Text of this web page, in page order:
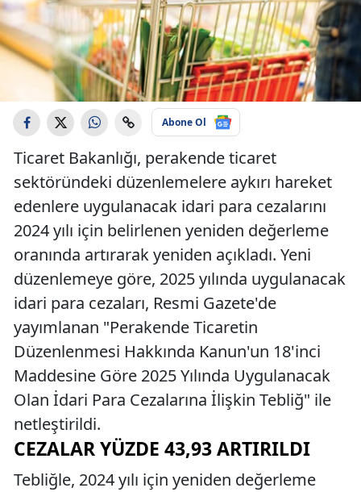
Abone Ol
Ticaret Bakanlığı, perakende ticaret
sektöründeki düzenlemelere aykırı hareket
edenlere uygulanacak idari para cezalarını
2024 yılı için belirlenen yeniden değerleme
oranında artırarak yeniden açıkladı. Yeni
düzenlemeye göre, 2025 yılında uygulanacak
idari para cezaları, Resmi Gazete'de
yayımlanan "Perakende Ticaretin
Düzenlenmesi Hakkında Kanun'un 18'inci
Maddesine Göre 2025 Yılında Uygulanacak
Olan İdari Para Cezalarına İlişkin Tebliğ" ile
netleştirildi.
CEZALAR YÜZDE 43,93 ARTIRILDI
Tebliğle, 2024 yılı için yeniden değerleme